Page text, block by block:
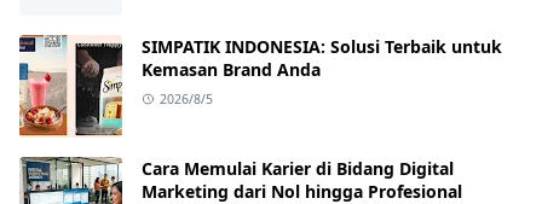
SIMPATIK INDONESIA: Solusi Terbaik untuk
Kemasan Brand Anda
2026/8/5
Cara Memulai Karier di Bidang Digital
Marketing dari Nol hingga Profesional